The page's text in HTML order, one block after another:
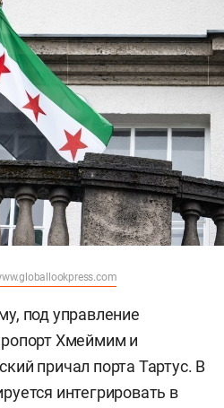
под управление
Хмеймим и
причал порта Тартус. В
интегрировать в